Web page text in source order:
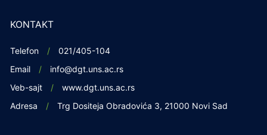
KONTAKT
Telefon
021/405-104
Email
info@dgt.uns.ac.rs
Veb-sajt
www.dgt.uns.ac.rs
Adresa
Trg Dositeja Obradovića 3, 21000 Novi Sad